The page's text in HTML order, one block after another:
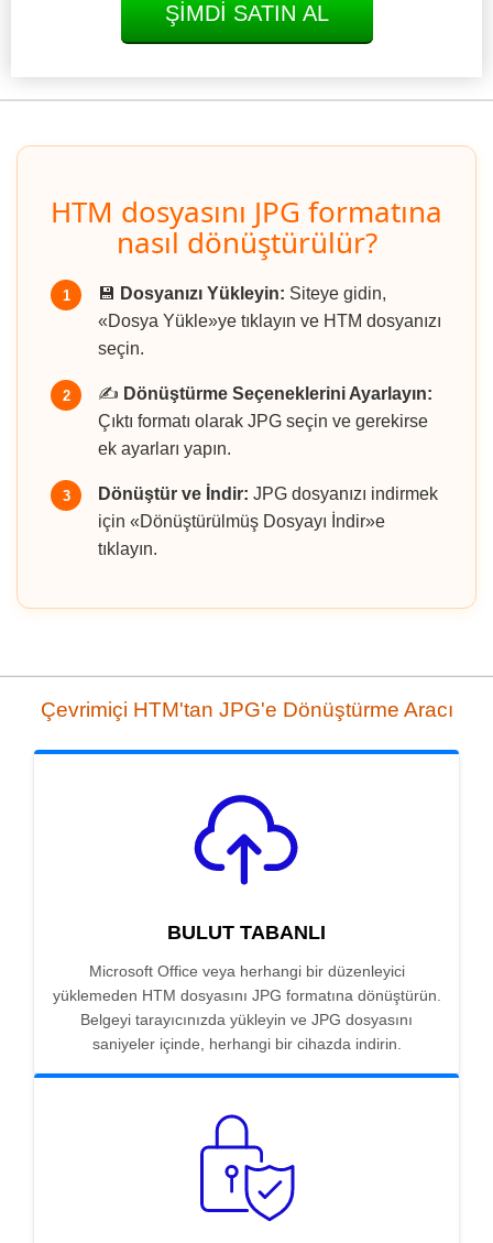
ŞIMDI SATIN AL
HTM dosyasını JPG formatına
nasıl dönüştürülür?
1 💾 Dosyanızı Yükleyin: Siteye gidin,
«Dosya Yükle»ye tıklayın ve HTM dosyanızı
seçin.
2 ✍️ Dönüştürme Seçeneklerini Ayarlayın:
Çıktı formatı olarak JPG seçin ve gerekirse
ek ayarları yapın.
3 Dönüştür ve İndir: JPG dosyanızı indirmek
için «Dönüştürülmüş Dosyayı İndir»e
tıklayın.
Çevrimiçi HTM'tan JPG'e Dönüştürme Aracı
BULUT TABANLI
Microsoft Office veya herhangi bir düzenleyici
yüklemeden HTM dosyasını JPG formatına dönüştürün.
Belgeyi tarayıcınızda yükleyin ve JPG dosyasını
saniyeler içinde, herhangi bir cihazda indirin.